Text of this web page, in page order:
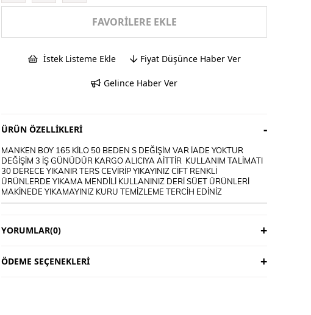
FAVORILERE EKLE
İstek Listeme Ekle Fiyat Düşünce Haber Ver
Gelince Haber Ver
ÜRÜN ÖZELLIKLERI
MANKEN BOY 165 KİLO 50 BEDEN S DEĞİŞİM VAR İADE YOKTUR
DEĞİŞİM 3 İŞ GÜNÜDÜR KARGO ALICIYA AİTTİR KULLANIM TALİMATI
30 DERECE YIKANIR TERS CEVİRİP YIKAYINIZ CİFT RENKLİ
ÜRÜNLERDE YIKAMA MENDİLİ KULLANINIZ DERİ SÜET ÜRÜNLERİ
MAKİNEDE YIKAMAYINIZ KURU TEMİZLEME TERCİH EDİNİZ
YORUMLAR(0)
ÖDEME SEÇENEKLERI